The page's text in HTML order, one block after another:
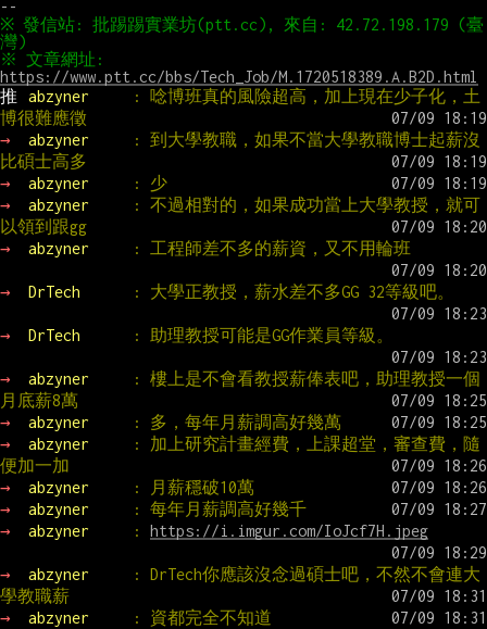
※ 發信站: 批踢踢實業坊(ptt.cc), 來自: 42.72.198.179 (臺
https://www.ptt.cc/bbs/Tech_Job/M.1720518389.A.B2D.html
推
abzyner
: 唸博班真的風險超高，加上現在少子化，土
博很難應徵
→
abzyner
: 到大學教職，如果不當大學教職博士起薪沒
比碩士高多
→
abzyner
: 少
→
abzyner
: 不過相對的，如果成功當上大學教授，就可
以領到跟gg
→
abzyner : 工程師差不多的薪資，又不用輪班
→ DrTech : 大學正教授，薪水差不多GG 32等級吧。
→ DrTech : 助理教授可能是GG作業員等級。
→ abzyner
: 樓上是不會看教授薪俸表吧，助理教授一個
月底薪8萬
→
abzyner
: 多，每年月薪調高好幾萬
→
abzyner
: 加上研究計畫經費，上課超堂，審查費，隨
便加一加
→
abzyner
: 月薪穩破10萬
→
abzyner
: 每年月薪調高好幾千
→
abzyner : https://i.imgur.com/IoJcf7H.jpeg
→ abzyner
: DrTech你應該沒念過碩士吧，不然不會連大
學教職薪
→
abzyner
: 資都完全不知道